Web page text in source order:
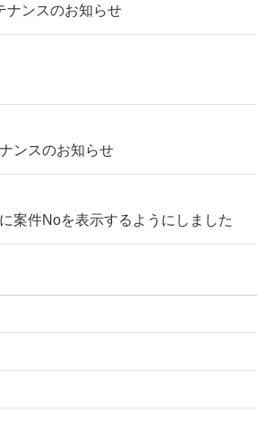
ナンスのお知らせ
ンスのお知らせ
案件Noを表示するようにしました